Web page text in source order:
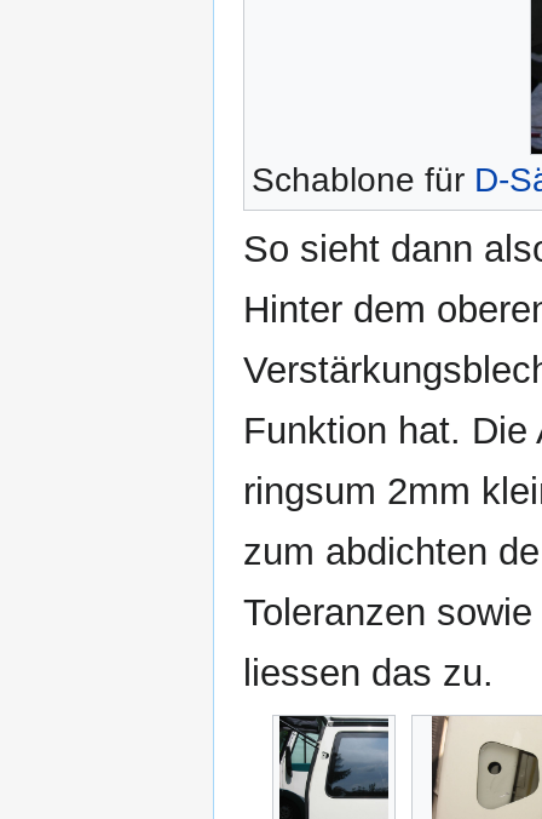
Schablone für D-
So sieht dann
Hinter dem
Funktion hat.
ringsum 2mm
zum abdichten
Toleranzen
liessen das zu.